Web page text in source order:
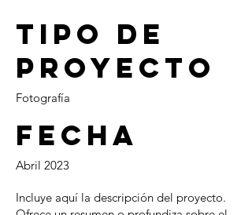
Tipo de
proyecto
Fotografía
Fecha
Abril 2023
Incluye aquí la descripción del proyecto.